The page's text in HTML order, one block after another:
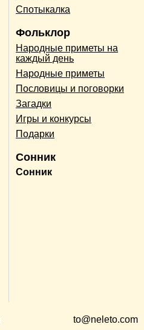
Спотыкалка
Фольклор
Народные приметы на
каждый день
Народные приметы
Пословицы и поговорки
Загадки
Игры и конкурсы
Подарки
Сонник
Сонник
to@neleto.com